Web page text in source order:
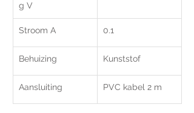
g V
Stroom A 0.1
Behuizing Kunststof
Aansluiting PVC kabel 2 m